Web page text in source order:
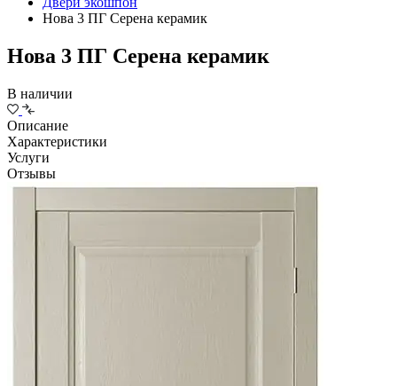
Нова 3 ПГ Серена керамик
Нова 3 ПГ Серена керамик
В наличии
Описание
Характеристики
Услуги
Отзывы